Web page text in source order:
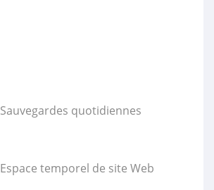
Sauvegardes quotidiennes
Espace temporel de site Web